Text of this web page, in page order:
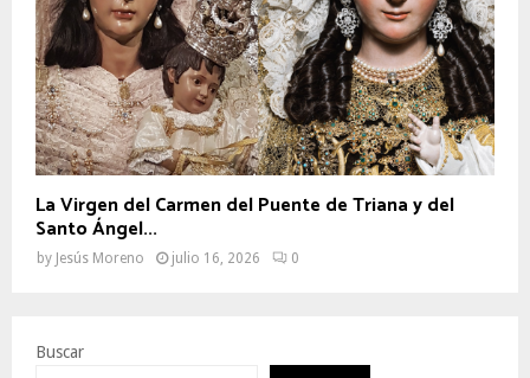
La Virgen del Carmen del Puente de Triana y del
Santo Ángel...
by Jesús Moreno julio 16, 2026 0
Buscar